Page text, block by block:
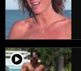
player2